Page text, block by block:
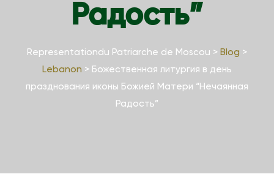
Радость”
Representationdu Patriarche de Moscou > Blog >
Lebanon > Божественная литургия в день
празднования иконы Божией Матери “Нечаянная
Радость”